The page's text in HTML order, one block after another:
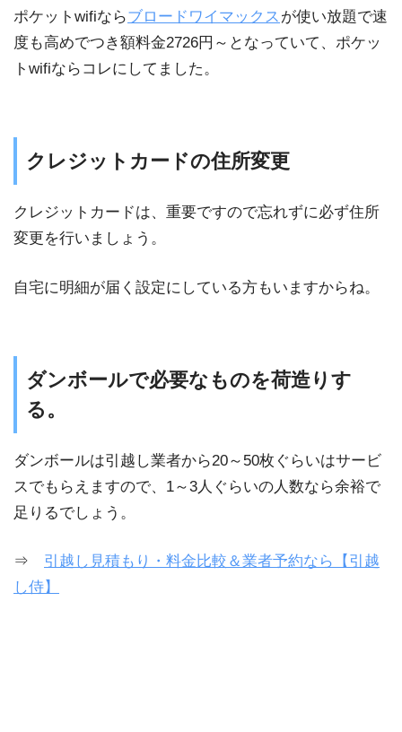
ポケットwifiならブロードワイマックス が使い放題で速
度も高めでつき額料金2726円～となっていて、ポケッ
トwifiならコレにしてました。
クレジットカードの住所変更
クレジットカードは、重要ですので忘れずに必ず住所
変更を行いましょう。
自宅に明細が届く設定にしている方もいますからね。
ダンボールで必要なものを荷造りす
る。
ダンボールは引越し業者から20～50枚ぐらいはサービ
スでもらえますので、1～3人ぐらいの人数なら余裕で
足りるでしょう。
⇒ 引越し見積もり・料金比較＆業者予約なら【引越
し侍】